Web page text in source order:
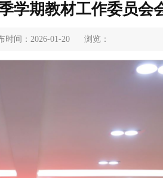
学期教材工作委员会
时间：2026-01-20 浏览：